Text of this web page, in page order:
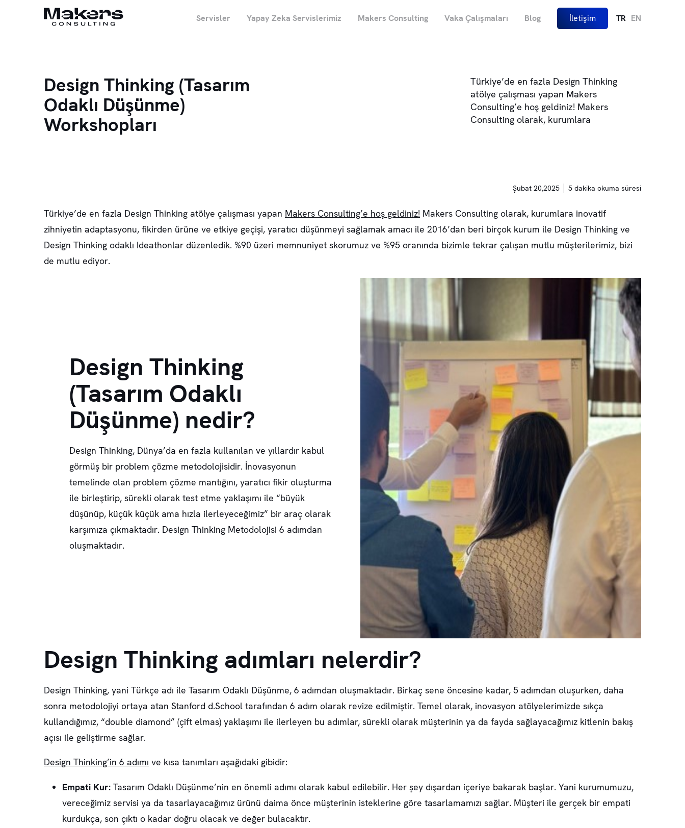
Servisler Yapay Zeka Servislerimiz Makers Consulting Vaka Çalışmaları Blog İletişim TR EN
Design Thinking (Tasarım
Odaklı Düşünme)
Workshopları
Türkiye’de en fazla Design Thinking
atölye çalışması yapan Makers
Consulting’e hoş geldiniz! Makers
Consulting olarak, kurumlara
Şubat 20,2025 5 dakika okuma süresi
Türkiye’de en fazla Design Thinking atölye çalışması yapan Makers Consulting’e hoş geldiniz! Makers Consulting olarak, kurumlara inovatif
zihniyetin adaptasyonu, fikirden ürüne ve etkiye geçişi, yaratıcı düşünmeyi sağlamak amacı ile 2016’dan beri birçok kurum ile Design Thinking ve
Design Thinking odaklı Ideathonlar düzenledik. %90 üzeri memnuniyet skorumuz ve %95 oranında bizimle tekrar çalışan mutlu müşterilerimiz, bizi
de mutlu ediyor.
Design Thinking
(Tasarım Odaklı
Düşünme) nedir?
Design Thinking, Dünya’da en fazla kullanılan ve yıllardır kabul
görmüş bir problem çözme metodolojisidir. İnovasyonun
temelinde olan problem çözme mantığını, yaratıcı fikir oluşturma
ile birleştirip, sürekli olarak test etme yaklaşımı ile “büyük
düşünüp, küçük küçük ama hızla ilerleyeceğimiz” bir araç olarak
karşımıza çıkmaktadır. Design Thinking Metodolojisi 6 adımdan
oluşmaktadır.
Design Thinking adımları nelerdir?
Design Thinking, yani Türkçe adı ile Tasarım Odaklı Düşünme, 6 adımdan oluşmaktadır. Birkaç sene öncesine kadar, 5 adımdan oluşurken, daha
sonra metodolojiyi ortaya atan Stanford d.School tarafından 6 adım olarak revize edilmiştir. Temel olarak, inovasyon atölyelerimizde sıkça
kullandığımız, “double diamond” (çift elmas) yaklaşımı ile ilerleyen bu adımlar, sürekli olarak müşterinin ya da fayda sağlayacağımız kitlenin bakış
açısı ile geliştirme sağlar.
Design Thinking’in 6 adımı ve kısa tanımları aşağıdaki gibidir:
Empati Kur: Tasarım Odaklı Düşünme’nin en önemli adımı olarak kabul edilebilir. Her şey dışardan içeriye bakarak başlar. Yani kurumumuzu,
vereceğimiz servisi ya da tasarlayacağımız ürünü daima önce müşterinin isteklerine göre tasarlamamızı sağlar. Müşteri ile gerçek bir empati
kurdukça, son çıktı o kadar doğru olacak ve değer bulacaktır.